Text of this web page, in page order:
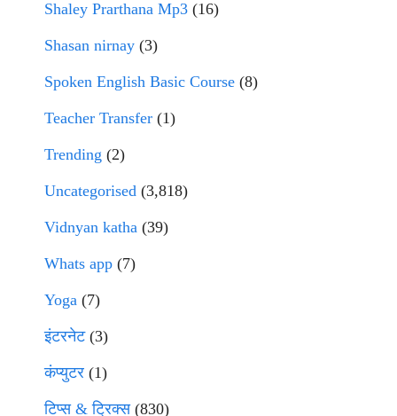
Shaley Prarthana Mp3 (16)
Shasan nirnay (3)
Spoken English Basic Course (8)
Teacher Transfer (1)
Trending (2)
Uncategorised (3,818)
Vidnyan katha (39)
Whats app (7)
Yoga (7)
इंटरनेट(3)
कंप्युटर (1)
टिप्स & ट्रिक्स(830)